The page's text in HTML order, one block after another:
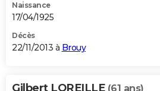
Naissance
17/04/1925
Décès
22/11/2013 à Brouy
Gilbert LOREILLE (61 ans)